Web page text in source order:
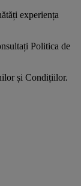
experiența
Politica de
și Condițiilor.